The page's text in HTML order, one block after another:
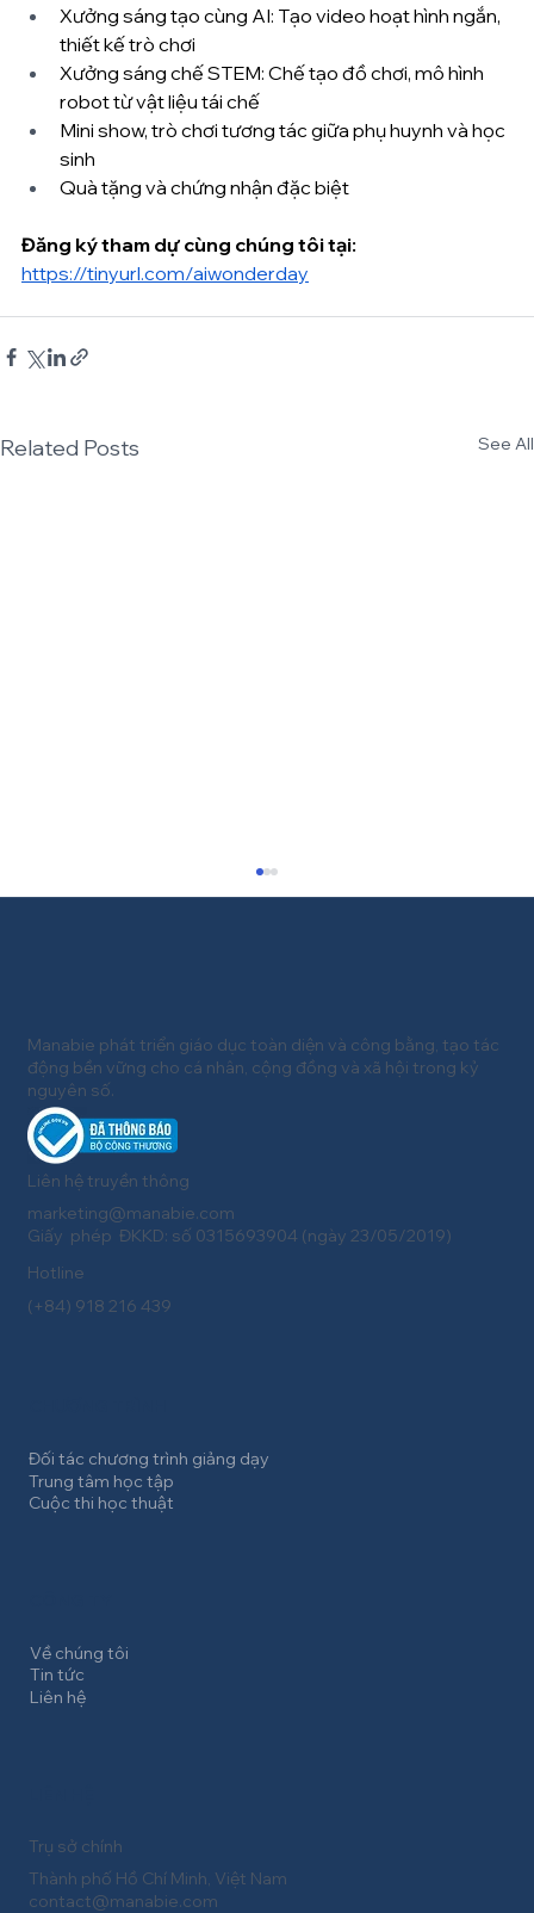
Xưởng sáng tạo cùng AI: Tạo video hoạt hình ngắn,
thiết kế trò chơi
Xưởng sáng chế STEM: Chế tạo đồ chơi, mô hình
robot từ vật liệu tái chế
Mini show, trò chơi tương tác giữa phụ huynh và học
sinh
Quà tặng và chứng nhận đặc biệt
Đăng kýtham dự cùng chúng tôi tại:
https://tinyurl.com/aiwonderday
Related Posts See All
Manabie đồng hành cùng các cơ sở
giáo dục thích ứng với thay đổi pháp
lý năm 2026
Trụ sở chính
Thành phố Hồ Chí Minh, Việt Nam
contact@manabie.com
Về chúng tôi
Tin tức
Liên hệ
Đối tác chương trình giảng dạy
Trung tâm học tập
Cuộc thi học thuật
Manabie phát triển giáo dục toàn diện và công bằng, tạo tác
động bền vững cho cá nhân, cộng đồng và xã hội trong kỷ
nguyên số.
Liên hệ truyền thông
marketing@manabie.com
Giấy phép ĐKKD: số 0315693904 (ngày 23/05/2019)
Hotline
(+84) 918 216 439